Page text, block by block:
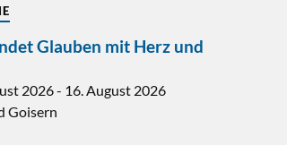
Glauben mit Herz und
2026- 16. August 2026
Goisern